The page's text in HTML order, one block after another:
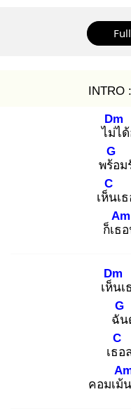
Full
INTRO :
ไม่ไ
Dm
พร้อ
G
ม
เห็น
C
เ
ก็เธอ
Am
เห็น
Dm
ฉัน
G
เธอ
C
คอมเม้น